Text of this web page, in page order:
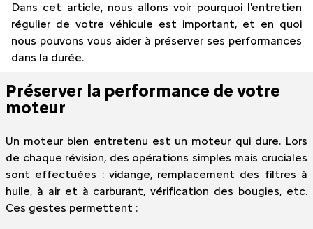
Dans cet article, nous allons voir pourquoi l'entretien
régulier de votre véhicule est important, et en quoi
nous pouvons vous aider à préserver ses performances
dans la durée.
Préserver la performance de votre
moteur
Un moteur bien entretenu est un moteur qui dure. Lors
de chaque révision, des opérations simples mais cruciales
sont effectuées : vidange, remplacement des filtres à
huile, à air et à carburant, vérification des bougies, etc.
Ces gestes permettent :